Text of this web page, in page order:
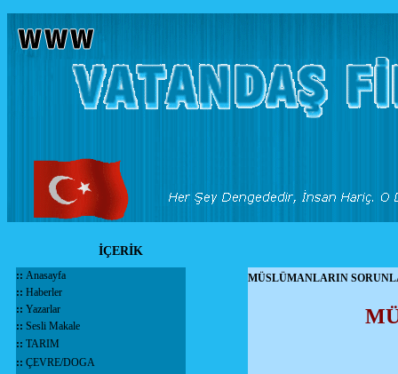
İÇERİK
:: Anasayfa
:: Haberler
:: Yazarlar
:: Sesli Makale
:: TARIM
:: ÇEVRE/DOGA
MÜSLÜMANLARIN